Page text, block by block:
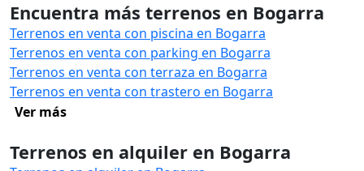
Encuentra más terrenos en Bogarra
Terrenos en venta con piscina en Bogarra
Terrenos en venta con parking en Bogarra
Terrenos en venta con terraza en Bogarra
Terrenos en venta con trastero en Bogarra
Ver más
Terrenos en alquiler en Bogarra